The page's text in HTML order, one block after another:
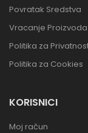
Povratak Sredstva
Vracanje Proizvoda
Politika za
Politika za Cookies
KORISNICI
Moj račun